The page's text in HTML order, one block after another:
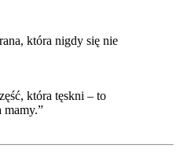
która nigdy się nie
która tęskni – to
mamy.”